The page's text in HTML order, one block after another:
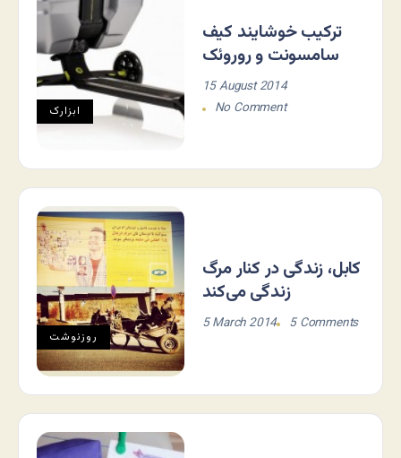
ابزارک
ترکیب خوشایند کیف
سامسونت و روروئک
15 August 2014
No Comment
روزنوشت
کابل، زندگی در کنار مرگ
زندگی می‌کند
5 March 2014 5 Comments